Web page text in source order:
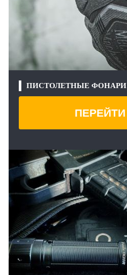
ПИСТОЛЕТНЫЕ ФОНАРИ
ПЕРЕЙТИ